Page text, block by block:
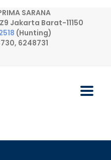
SARANA
Jakarta Barat-11150
(Hunting)
6248731